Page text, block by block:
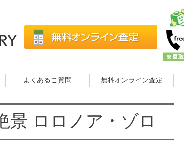
よくあるご質問 無料オンライン査定
景 ロロノア・ゾロ